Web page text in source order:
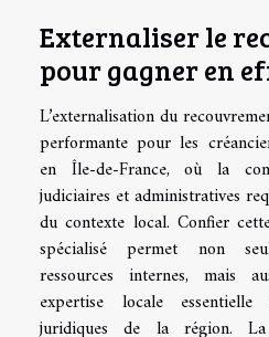
Externaliser le
pour gagner en
L’externalisation du
performante pour les
en Île-de-France, où la
judiciaires et administratives
du contexte local. Confier
spécialisé permet non
ressources internes, mais
expertise locale
juridiques de la région.